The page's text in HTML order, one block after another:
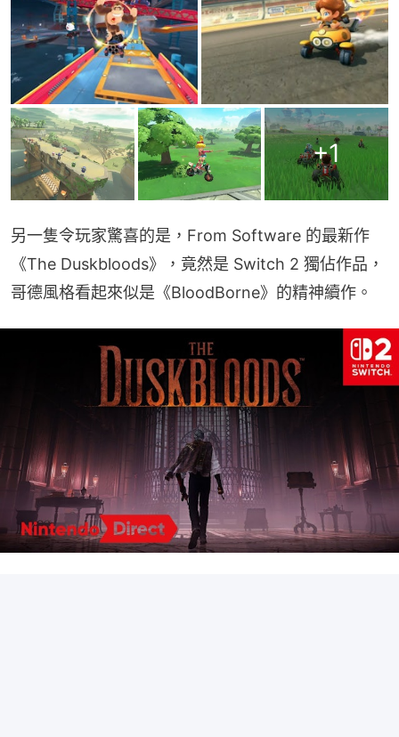
+1
另一隻令玩家驚喜的是，From Software 的最新作
《The Duskbloods》，竟然是 Switch 2 獨佔作品，
哥德風格看起來似是《BloodBorne》的精神續作。